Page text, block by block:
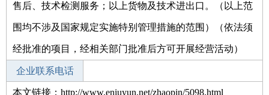
售后、技术检测服务；以上货物及技术进出口。（以上范
围均不涉及国家规定实施特别管理措施的范围）（依法须
经批准的项目，经相关部门批准后方可开展经营活动）
企业联系电话
本文链接：http://www.eniuyun.net/zhaopin/5098.html